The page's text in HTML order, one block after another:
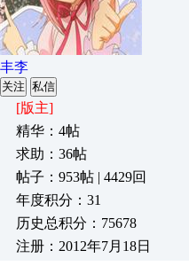
丰李
关注 私信
[版主]
精华：4帖
求助：36帖
帖子：953帖 | 4429回
年度积分：31
历史总积分：75678
注册：2012年7月18日